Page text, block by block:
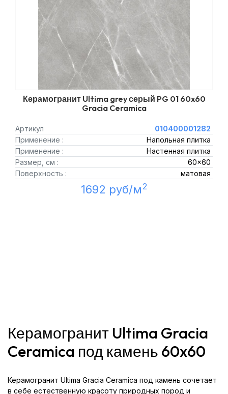
Керамогранит Ultima grey серый PG 01 60x60
Gracia Ceramica
Артикул
010400001282
Применение :
Напольная плитка
Применение :
Настенная плитка
Размер, см :
60x60
Поверхность :
матовая
1692 руб/м2
Керамогранит Ultima Gracia
Ceramica под камень 60x60
Керамогранит Ultima Gracia Ceramica под камень сочетает
в себе естественную красоту природных пород и